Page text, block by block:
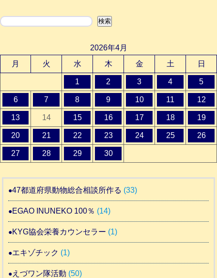
検索 検索
2026年4月
月
火 水 木 金 土 日
1 2 3 4 5
6 7 8 9 10 11 12
13 14 15 16 17 18 19
20 21 22 23 24 25 26
27 28 29 30
47都道府県動物総合相談所作る (33)
EGAO INUNEKO 100％ (14)
KYG協会栄養カウンセラー (1)
エキゾチック (1)
えづワン隊活動 (50)